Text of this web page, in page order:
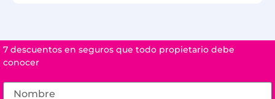
7 descuentos en seguros que todo propietario debe
conocer